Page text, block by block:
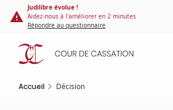
Panneau de gestion des cookies
contenu
principal
Judilibre évolue !
Aidez-nous à l'améliorer en 2 minutes
Répondre au questionnaire
Accueil Décision